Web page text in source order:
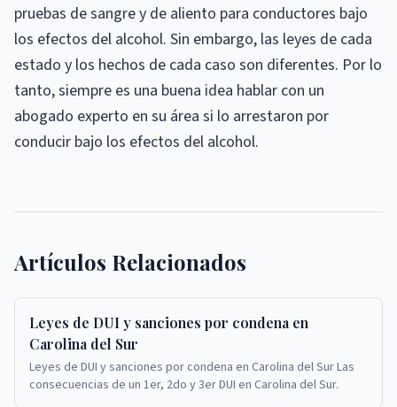
pruebas de sangre y de aliento para conductores bajo
los efectos del alcohol. Sin embargo, las leyes de cada
estado y los hechos de cada caso son diferentes. Por lo
tanto, siempre es una buena idea hablar con un
abogado experto en su área si lo arrestaron por
conducir bajo los efectos del alcohol.
Artículos Relacionados
Leyes de DUI y sanciones por condena en
Carolina del Sur
Leyes de DUI y sanciones por condena en Carolina del Sur Las
consecuencias de un 1er, 2do y 3er DUI en Carolina del Sur.